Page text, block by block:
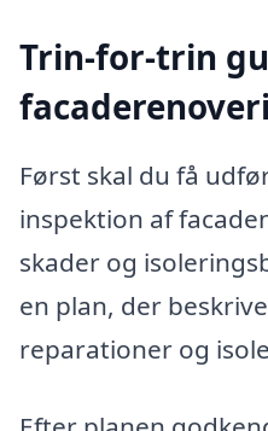
Trin-for-trin
Først skal du få
inspektion af
skader og
en plan, der
reparationer og